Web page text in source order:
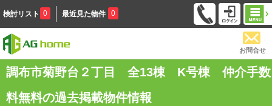
検討リスト 0 最近見た物件 0
お問合せ
調布市菊野台２丁目 全13棟 K号棟 仲介手数
料無料の過去掲載物件情報